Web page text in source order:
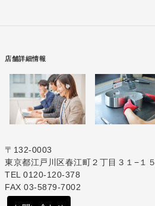
店舗詳細情報
〒132-0003
東京都江戸川区春江町２丁目３１−１５
TEL 0120-120-378
FAX 03-5879-7002